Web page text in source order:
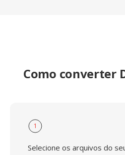
Como converter
1
Selecione os arquivos do